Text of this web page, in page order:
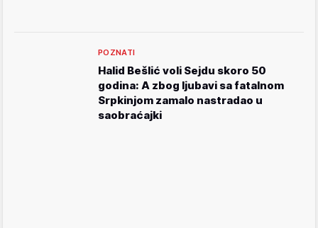
POZNATI
Halid Bešlić voli Sejdu skoro 50
godina: A zbog ljubavi sa fatalnom
Srpkinjom zamalo nastradao u
saobraćajki